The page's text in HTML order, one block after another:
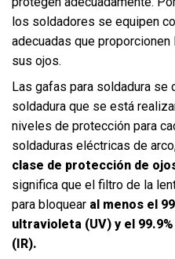
los soldadores se equipen
adecuadas que
sus ojos.
Las gafas para soldadura se
soldadura que se está
niveles de protección para
soldaduras eléctricas de
clase de protección de
significa que el filtro de la
para bloquear al menos el
ultravioleta (UV) y el
(IR).